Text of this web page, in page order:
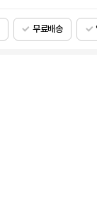
무료배송